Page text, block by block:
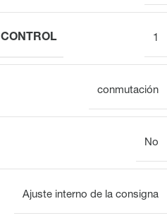
1
conmutación
No
Ajuste interno de la consigna